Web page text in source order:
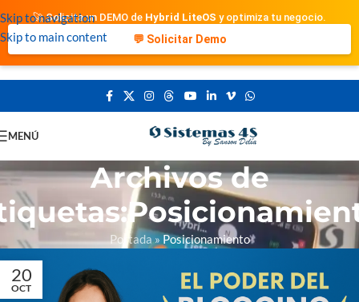
Skip to navigation
Skip to main content
🚀 Solicita un DEMO de Hybrid LiteOS y optimiza tu negocio.
💬 Solicitar Demo
MENÚ
Archivos de
Portada»Posicionamiento
20
OCT